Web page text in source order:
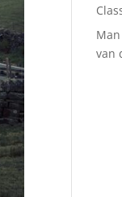
van